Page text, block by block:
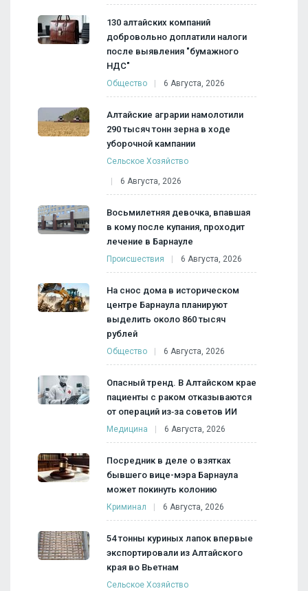
130 алтайских компаний
добровольно доплатили налоги
после выявления "бумажного
НДС"
Общество 6 Августа, 2026
Алтайские аграрии намолотили
290 тысяч тонн зерна в ходе
уборочной кампании
Сельское Хозяйство
6 Августа, 2026
Восьмилетняя девочка, впавшая
в кому после купания, проходит
лечение в Барнауле
Происшествия 6 Августа, 2026
На снос дома в историческом
центре Барнаула планируют
выделить около 860 тысяч
рублей
Общество 6 Августа, 2026
Опасный тренд. В Алтайском крае
пациенты с раком отказываются
от операций из‑за советов ИИ
Медицина 6 Августа, 2026
Посредник в деле о взятках
бывшего вице-мэра Барнаула
может покинуть колонию
Криминал 6 Августа, 2026
54 тонны куриных лапок впервые
экспортировали из Алтайского
края во Вьетнам
Сельское Хозяйство